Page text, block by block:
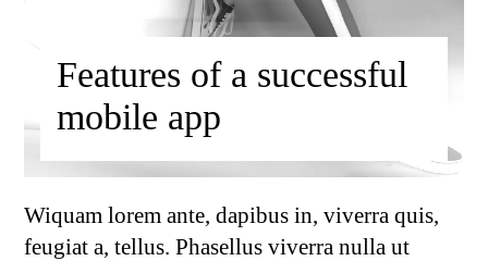
Features of a successful
mobile app
Wiquam lorem ante, dapibus in, viverra quis,
feugiat a, tellus. Phasellus viverra nulla ut